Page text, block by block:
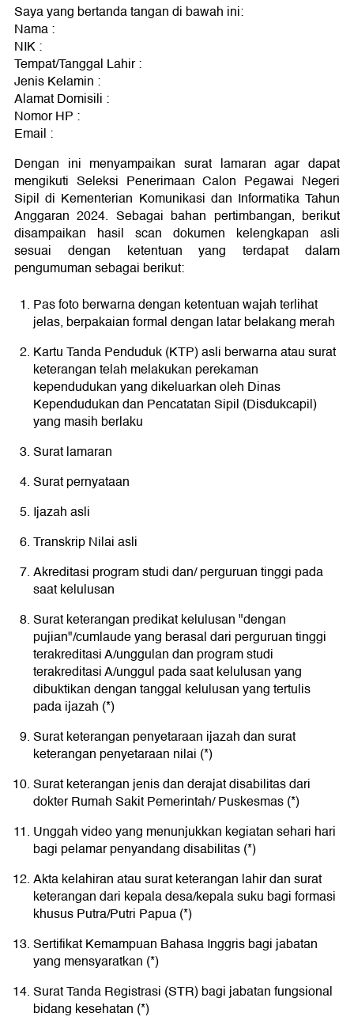
Saya yang bertanda tangan di bawah ini:
Nama :
NIK :
Tempat/Tanggal Lahir :
Jenis Kelamin :
Alamat Domisili :
Nomor HP :
Email :
Dengan ini menyampaikan surat lamaran agar dapat
mengikuti Seleksi Penerimaan Calon Pegawai Negeri
Sipil di Kementerian Komunikasi dan Informatika Tahun
Anggaran 2024. Sebagai bahan pertimbangan, berikut
disampaikan hasil scan dokumen kelengkapan asli
sesuai dengan ketentuan yang terdapat dalam
pengumuman sebagai berikut:
Pas foto berwarna dengan ketentuan wajah terlihat
jelas, berpakaian formal dengan latar belakang merah
Kartu Tanda Penduduk (KTP) asli berwarna atau surat
keterangan telah melakukan perekaman
kependudukan yang dikeluarkan oleh Dinas
Kependudukan dan Pencatatan Sipil (Disdukcapil)
yang masih berlaku
Surat lamaran
Surat pernyataan
Ijazah asli
Transkrip Nilai asli
Akreditasi program studi dan/ perguruan tinggi pada
saat kelulusan
Surat keterangan predikat kelulusan "dengan
pujian"/cumlaude yang berasal dari perguruan tinggi
terakreditasi A/unggulan dan program studi
terakreditasi A/unggul pada saat kelulusan yang
dibuktikan dengan tanggal kelulusan yang tertulis
pada ijazah (*)
Surat keterangan penyetaraan ijazah dan surat
keterangan penyetaraan nilai (*)
Surat keterangan jenis dan derajat disabilitas dari
dokter Rumah Sakit Pemerintah/ Puskesmas (*)
Unggah video yang menunjukkan kegiatan sehari hari
bagi pelamar penyandang disabilitas (*)
Akta kelahiran atau surat keterangan lahir dan surat
keterangan dari kepala desa/kepala suku bagi formasi
khusus Putra/Putri Papua (*)
Sertifikat Kemampuan Bahasa Inggris bagi jabatan
yang mensyaratkan (*)
Surat Tanda Registrasi (STR) bagi jabatan fungsional
bidang kesehatan (*)